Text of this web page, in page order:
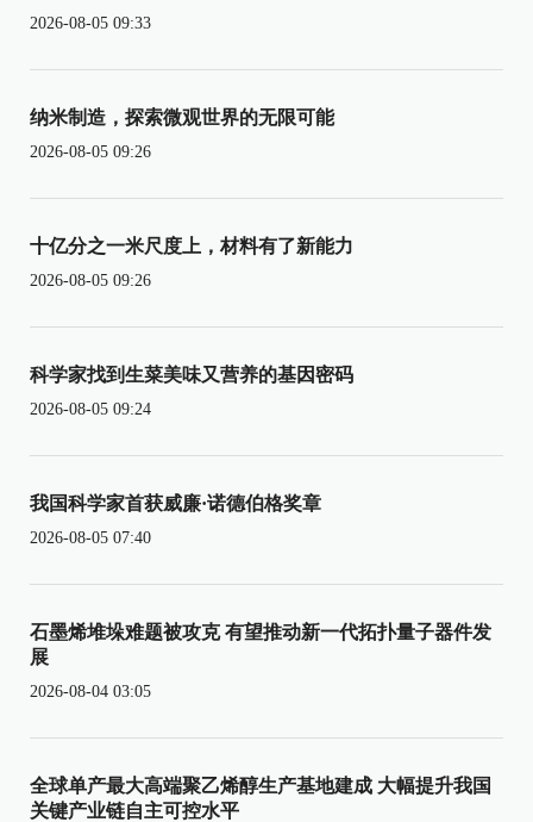
2026-08-05 09:33
纳米制造，探索微观世界的无限可能
2026-08-05 09:26
十亿分之一米尺度上，材料有了新能力
2026-08-05 09:26
科学家找到生菜美味又营养的基因密码
2026-08-05 09:24
我国科学家首获威廉·诺德伯格奖章
2026-08-05 07:40
石墨烯堆垛难题被攻克 有望推动新一代拓扑量子器件发
展
2026-08-04 03:05
全球单产最大高端聚乙烯醇生产基地建成 大幅提升我国
关键产业链自主可控水平